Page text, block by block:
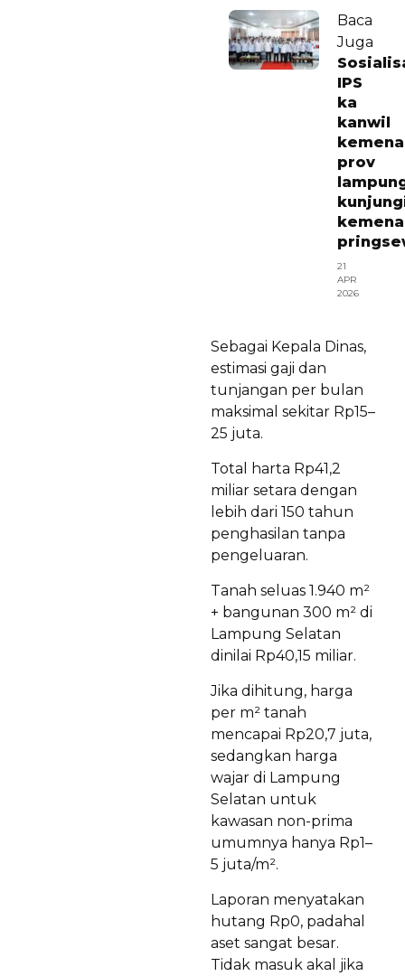
Baca
Juga
IPS
ka
kanwil
prov
21
APR
2026
Sebagai Kepala Dinas,
estimasi gaji dan
tunjangan per bulan
maksimal sekitar Rp15–
25 juta.
Total harta Rp41,2
miliar setara dengan
lebih dari 150 tahun
penghasilan tanpa
pengeluaran.
Tanah seluas 1.940 m²
+ bangunan 300 m² di
Lampung Selatan
dinilai Rp40,15 miliar.
Jika dihitung, harga
per m² tanah
mencapai Rp20,7 juta,
sedangkan harga
wajar di Lampung
Selatan untuk
kawasan non-prima
umumnya hanya Rp1–
5 juta/m².
Laporan menyatakan
hutang Rp0, padahal
aset sangat besar.
Tidak masuk akal jika